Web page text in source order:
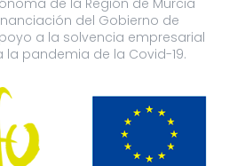
de la Región de Murcia
del Gobierno de
a la solvencia empresarial
la pandemia de la Covid-19.